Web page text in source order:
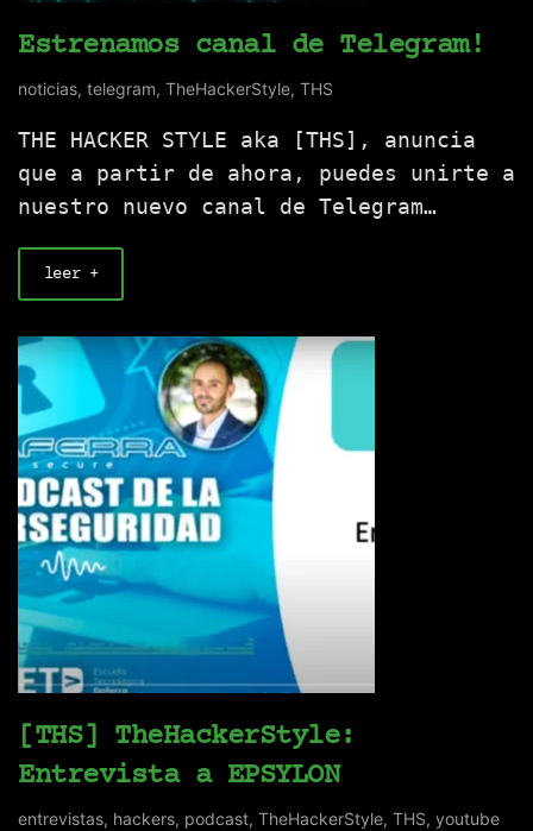
Estrenamos canal de Telegram!
noticias, telegram, TheHackerStyle, THS
THE HACKER STYLE aka [THS], anuncia
que a partir de ahora, puedes unirte a
nuestro nuevo canal de Telegram…
leer +
[THS] TheHackerStyle:
Entrevista a EPSYLON
entrevistas, hackers, podcast, TheHackerStyle, THS, youtube